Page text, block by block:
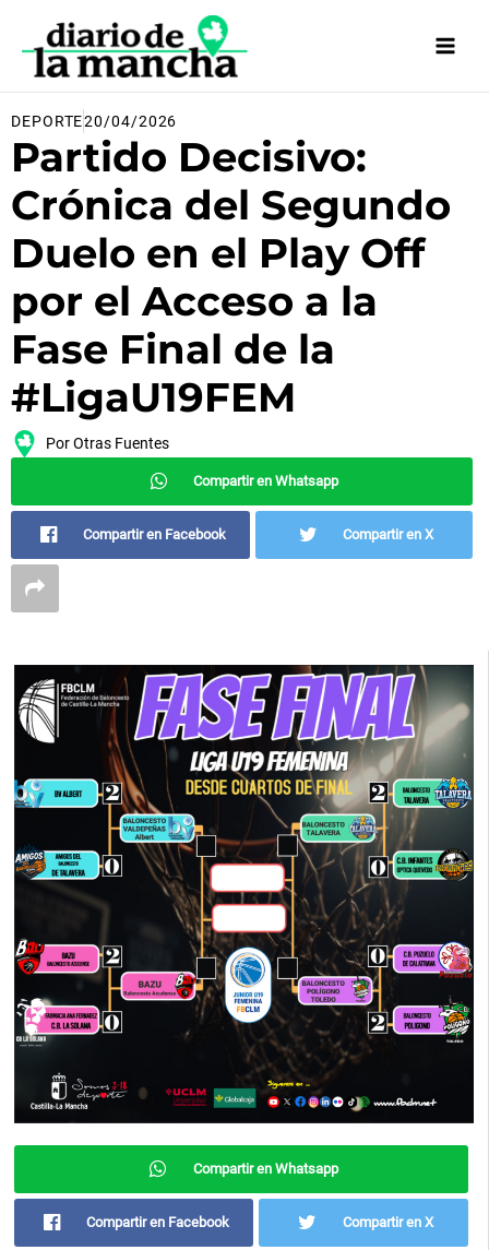
contenido
DEPORTE20/04/2026
Partido Decisivo:
Crónica del Segundo
Duelo en el Play Off
por el Acceso a la
Fase Final de la
#LigaU19FEM
PorOtras Fuentes
Compartir en Whatsapp
Compartir en Facebook Compartir en X
Compartir en Whatsapp
Compartir en Facebook Compartir en X